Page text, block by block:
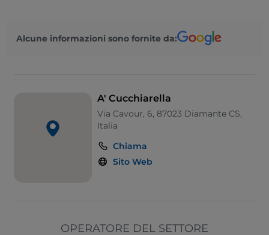
Alcune informazioni sono fornite da:
A' Cucchiarella
Via Cavour, 6, 87023 Diamante CS,
Italia
Chiama
Sito Web
OPERATORE DEL SETTORE